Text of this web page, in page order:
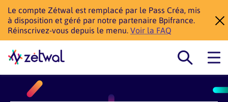
Le compte Zétwal est remplacé par le Pass Créa, mis
à disposition et géré par notre partenaire Bpifrance.
Réinscrivez-vous depuis le menu.Voir la FAQ